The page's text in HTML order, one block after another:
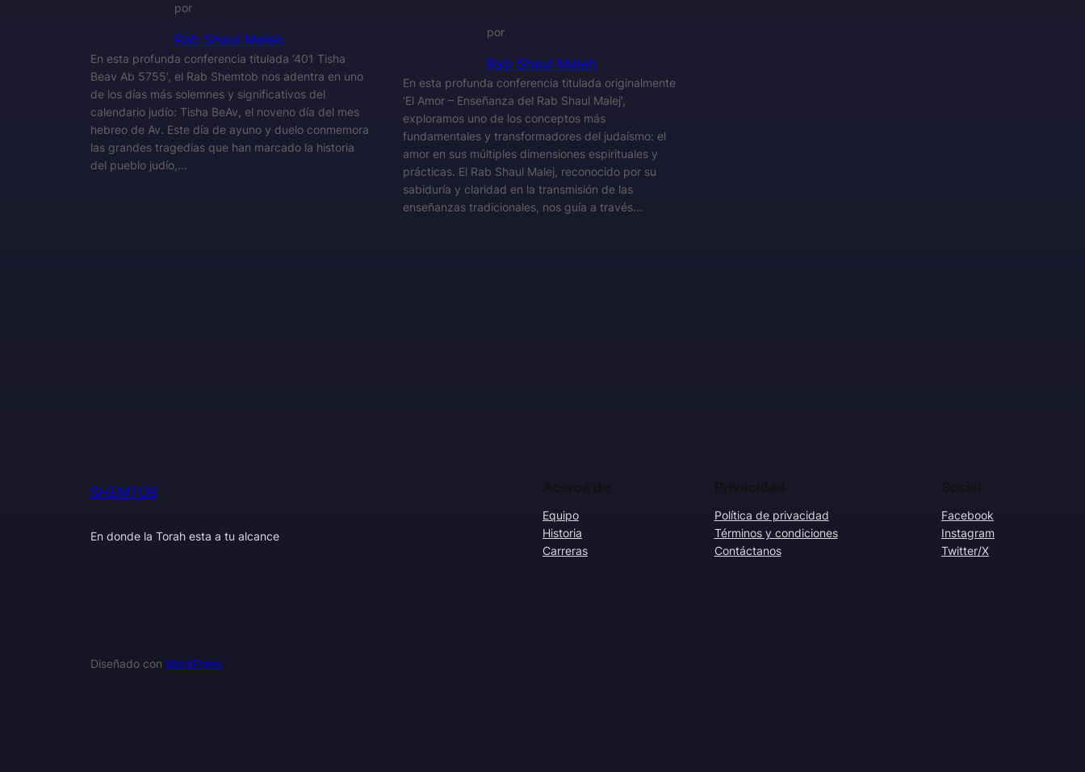
por
Rab Shaul Maleh
En esta profunda conferencia titulada ‘401 Tisha
Beav Ab 5755’, el Rab Shemtob nos adentra en uno
de los días más solemnes y significativos del
calendario judío: Tisha BeAv, el noveno día del mes
hebreo de Av. Este día de ayuno y duelo conmemora
las grandes tragedias que han marcado la historia
del pueblo judío,…
por
Rab Shaul Maleh
En esta profunda conferencia titulada originalmente
‘El Amor – Enseñanza del Rab Shaul Malej’,
exploramos uno de los conceptos más
fundamentales y transformadores del judaísmo: el
amor en sus múltiples dimensiones espirituales y
prácticas. El Rab Shaul Malej, reconocido por su
sabiduría y claridad en la transmisión de las
enseñanzas tradicionales, nos guía a través…
SHEMTOB
En donde la Torah esta a tu alcance
Acerca de
Equipo
Historia
Carreras
Privacidad
Política de privacidad
Términos y condiciones
Contáctanos
Social
Facebook
Instagram
Twitter/X
Diseñado con WordPress